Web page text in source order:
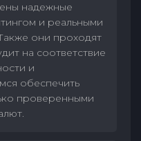
надежные
и реальными
они проходят
на соответствие
и
обеспечить
проверенными